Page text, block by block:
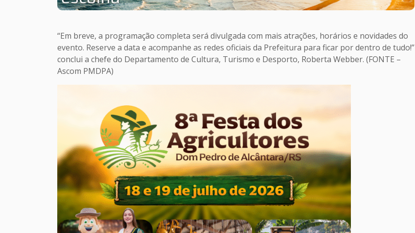
“Em breve, a programação completa será divulgada com mais atrações, horários e novidades do
evento. Reserve a data e acompanhe as redes oficiais da Prefeitura para ficar por dentro de tudo!”
conclui a chefe do Departamento de Cultura, Turismo e Desporto, Roberta Webber. (FONTE –
Ascom PMDPA)